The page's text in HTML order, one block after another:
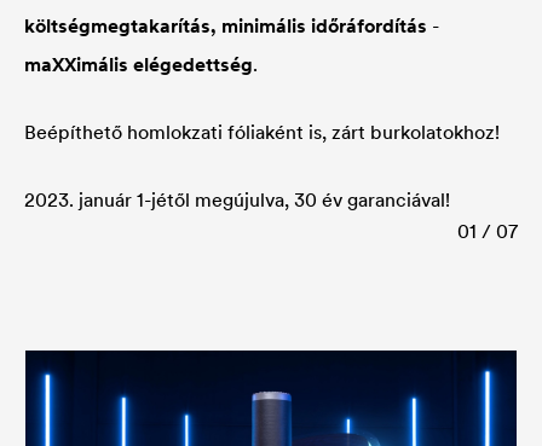
költségmegtakarítás, minimális időráfordítás -
maXXimális elégedettség.
Beépíthető homlokzati fóliaként is, zárt burkolatokhoz!
2023. január 1-jétől megújulva, 30 év garanciával!
01 / 07